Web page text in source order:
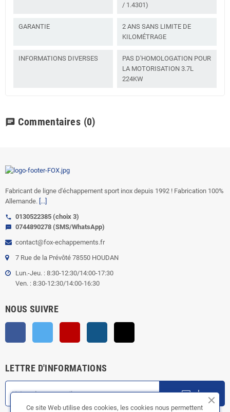
/ 1.4301)
GARANTIE
2 ANS SANS LIMITE DE
KILOMÉTRAGE
INFORMATIONS DIVERSES
PAS D'HOMOLOGATION POUR
LA MOTORISATION 3.7L
224KW
chat Commentaires (0)
Fabricant de ligne d'échappement sport inox depuis 1992 ! Fabrication 100%
Allemande. [...]
call 0130522385 (choix 3)
sms
0744890278 (SMS/WhatsApp)
contact@fox-echappements.fr
7 Rue de la Prévôté 78550 HOUDAN
Lun.-Jeu. : 8:30-12:30/14:00-17:30
Ven. : 8:30-12:30/14:00-16:30
NOUS SUIVRE
LETTRE D'INFORMATIONS
ok
Ce site Web utilise des cookies, les cookies nous permettent